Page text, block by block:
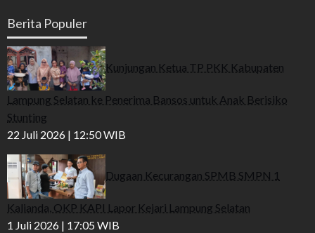
Berita Populer
Kunjungan Ketua TP PKK Kabupaten
Lampung Selatan ke Penerima Bansos untuk Anak Berisiko
Stunting
22 Juli 2026 | 12:50 WIB
Dugaan Kecurangan SPMB SMPN 1
Kalianda, OKP KAPI Lapor Kejari Lampung Selatan
1 Juli 2026 | 17:05 WIB